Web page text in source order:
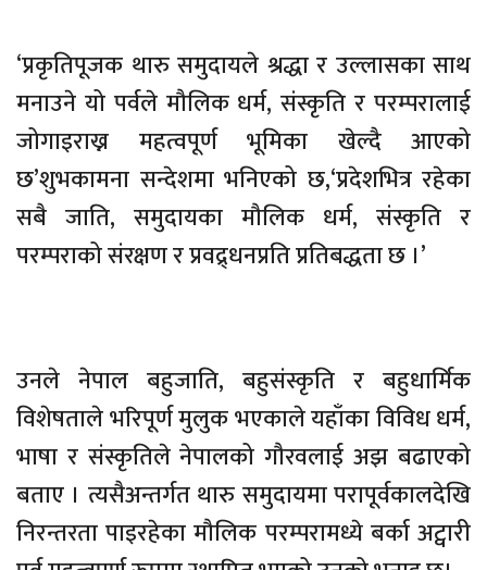
‘प्रकृतिपूजक थारु समुदायले श्रद्धा र उल्लासका साथ
मनाउने यो पर्वले मौलिक धर्म, संस्कृति र परम्परालाई
जोगाइराख्न महत्वपूर्ण भूमिका खेल्दै आएको
छ’शुभकामना सन्देशमा भनिएको छ,‘प्रदेशभित्र रहेका
सबै जाति, समुदायका मौलिक धर्म, संस्कृति र
परम्पराको संरक्षण र प्रवद्र्धनप्रति प्रतिबद्धता छ ।’
उनले नेपाल बहुजाति, बहुसंस्कृति र बहुधार्मिक
विशेषताले भरिपूर्ण मुलुक भएकाले यहाँका विविध धर्म,
भाषा र संस्कृतिले नेपालको गौरवलाई अझ बढाएको
बताए । त्यसैअन्तर्गत थारु समुदायमा परापूर्वकालदेखि
निरन्तरता पाइरहेका मौलिक परम्परामध्ये बर्का अट्वारी